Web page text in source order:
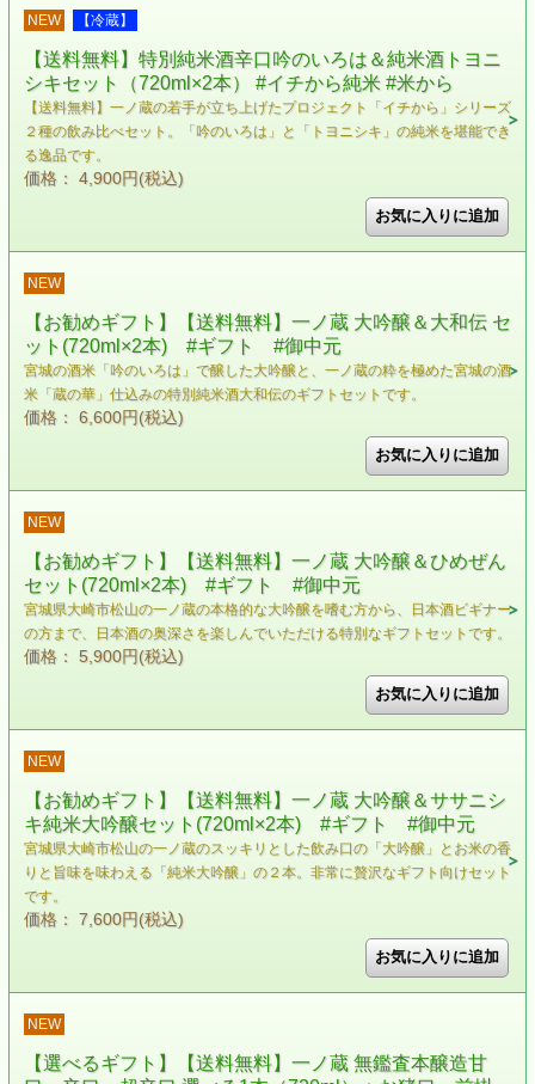
NEW 【冷蔵】
【送料無料】特別純米酒辛口吟のいろは＆純米酒トヨニ
シキセット（720ml×2本） #イチから純米 #米から
【送料無料】一ノ蔵の若手が立ち上げたプロジェクト「イチから」シリーズ
２種の飲み比べセット。「吟のいろは」と「トヨニシキ」の純米を堪能でき
る逸品です。
価格： 4,900円(税込)
NEW
【お勧めギフト】【送料無料】一ノ蔵 大吟醸＆大和伝 セ
ット(720ml×2本) #ギフト #御中元
宮城の酒米「吟のいろは」で醸した大吟醸と、一ノ蔵の粋を極めた宮城の酒
米「蔵の華」仕込みの特別純米酒大和伝のギフトセットです。
価格： 6,600円(税込)
NEW
【お勧めギフト】【送料無料】一ノ蔵 大吟醸＆ひめぜん
セット(720ml×2本) #ギフト #御中元
宮城県大崎市松山の一ノ蔵の本格的な大吟醸を嗜む方から、日本酒ビギナー
の方まで、日本酒の奥深さを楽しんでいただける特別なギフトセットです。
価格： 5,900円(税込)
NEW
【お勧めギフト】【送料無料】一ノ蔵 大吟醸＆ササニシ
キ純米大吟醸セット(720ml×2本) #ギフト #御中元
宮城県大崎市松山の一ノ蔵のスッキリとした飲み口の「大吟醸」とお米の香
りと旨味を味わえる「純米大吟醸」の２本。非常に贅沢なギフト向けセット
です。
価格： 7,600円(税込)
NEW
【選べるギフト】【送料無料】一ノ蔵 無鑑査本醸造甘